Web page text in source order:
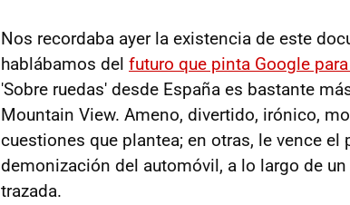
Nos recordaba ayer la existencia de este
hablábamos del futuro que pinta Google
'Sobre ruedas' desde España es bastante
Mountain View. Ameno, divertido, irónico,
cuestiones que plantea; en otras, le vence
demonización del automóvil, a lo largo de
trazada.